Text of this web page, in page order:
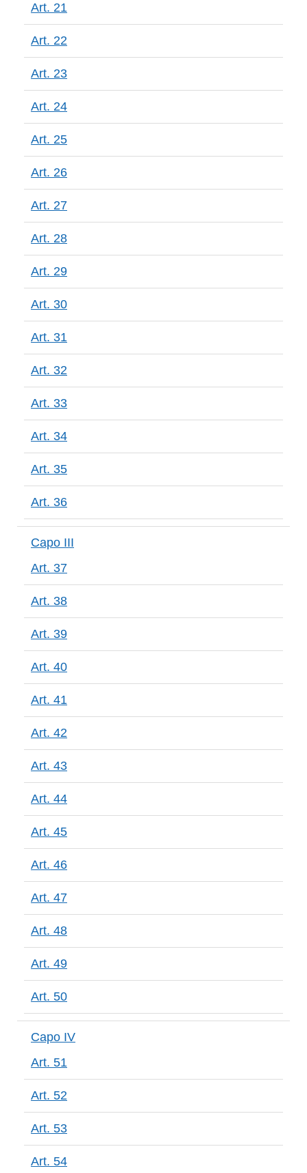
Art. 21
Art. 22
Art. 23
Art. 24
Art. 25
Art. 26
Art. 27
Art. 28
Art. 29
Art. 30
Art. 31
Art. 32
Art. 33
Art. 34
Art. 35
Art. 36
Capo III
Art. 37
Art. 38
Art. 39
Art. 40
Art. 41
Art. 42
Art. 43
Art. 44
Art. 45
Art. 46
Art. 47
Art. 48
Art. 49
Art. 50
Capo IV
Art. 51
Art. 52
Art. 53
Art. 54